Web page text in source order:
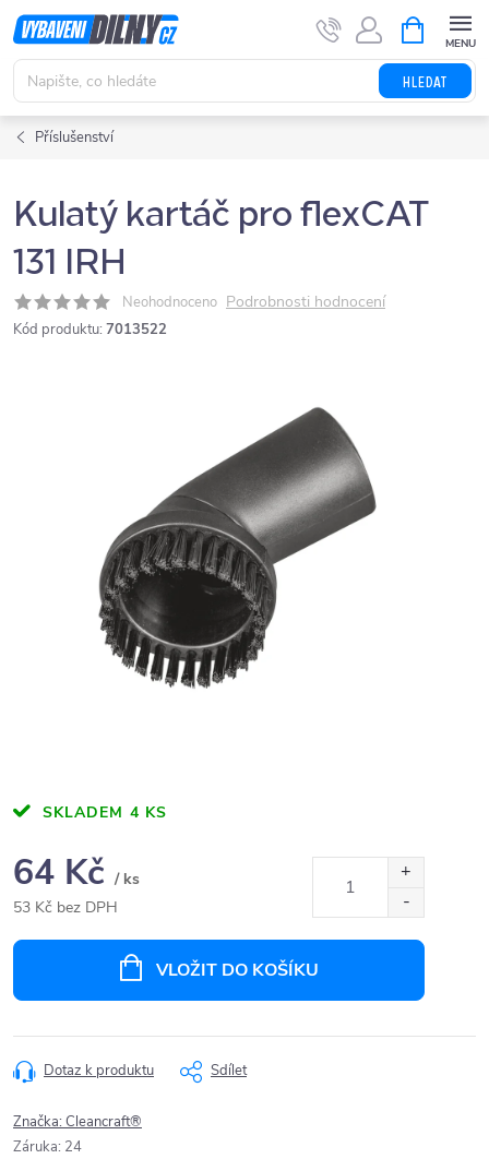
Přejít
na
obsah
HLEDAT
NÁKUPNÍ
KOŠÍK
Příslušenství
Kulatý kartáč pro flexCAT
131 IRH
Neohodnoceno Podrobnosti hodnocení
Kód produktu: 7013522
SKLADEM 4 KS
64 Kč / ks
53 Kč bez DPH
VLOŽIT DO KOŠÍKU
Dotaz k produktu Sdílet
Značka:Cleancraft®
Záruka: 24